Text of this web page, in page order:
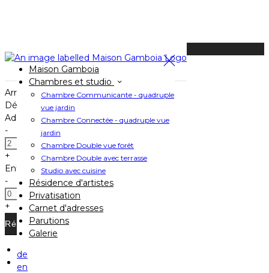
Maison Gamboia
Chambres et studio
Chambre Communicante - quadruple
vue jardin
Chambre Connectée - quadruple vue
jardin
Chambre Double vue forêt
Chambre Double avec terrasse
Studio avec cuisine
Résidence d'artistes
Privatisation
Carnet d'adresses
Parutions
Galerie
de
en
Réservez votre séjour
Arrivée
Départ
Adultes
-
+
Enfants
-
+